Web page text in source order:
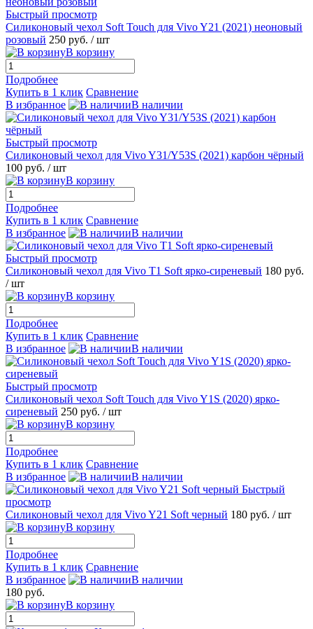
Быстрый просмотр
Силиконовый чехол Soft Touch для Vivo Y21 (2021) неоновый
розовый 250 руб. / шт
В корзину
Подробнее
Купить в 1 клик Сравнение
В избранное
В наличии
Быстрый просмотр
Силиконовый чехол для Vivo Y31/Y53S (2021) карбон чёрный
100 руб. / шт
В корзину
Подробнее
Купить в 1 клик Сравнение
В избранное
В наличии
Быстрый просмотр
Силиконовый чехол для Vivo T1 Soft ярко-сиреневый 180 руб.
/ шт
В корзину
Подробнее
Купить в 1 клик Сравнение
В избранное
В наличии
Быстрый просмотр
Силиконовый чехол Soft Touch для Vivo Y1S (2020) ярко-
сиреневый 250 руб. / шт
В корзину
Подробнее
Купить в 1 клик Сравнение
В избранное
В наличии
Быстрый
просмотр
Силиконовый чехол для Vivo Y21 Soft черный 180 руб. / шт
В корзину
Подробнее
Купить в 1 клик Сравнение
В избранное
В наличии
180 руб.
В корзину